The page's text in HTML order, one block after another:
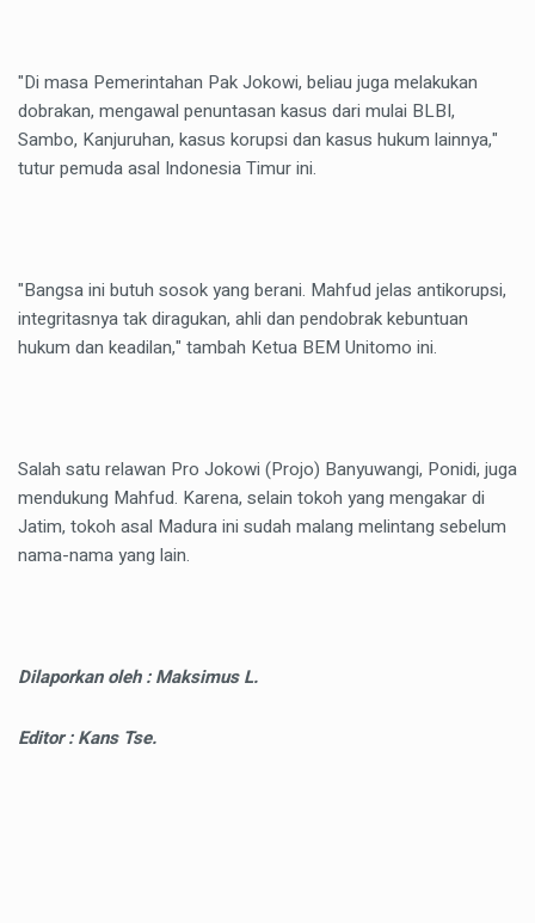
"Di masa Pemerintahan Pak Jokowi, beliau juga melakukan
dobrakan, mengawal penuntasan kasus dari mulai BLBI,
Sambo, Kanjuruhan, kasus korupsi dan kasus hukum lainnya,"
tutur pemuda asal Indonesia Timur ini.
"Bangsa ini butuh sosok yang berani. Mahfud jelas antikorupsi,
integritasnya tak diragukan, ahli dan pendobrak kebuntuan
hukum dan keadilan," tambah Ketua BEM Unitomo ini.
Salah satu relawan Pro Jokowi (Projo) Banyuwangi, Ponidi, juga
mendukung Mahfud. Karena, selain tokoh yang mengakar di
Jatim, tokoh asal Madura ini sudah malang melintang sebelum
nama-nama yang lain.
Dilaporkan oleh : Maksimus L.
Editor : Kans Tse.